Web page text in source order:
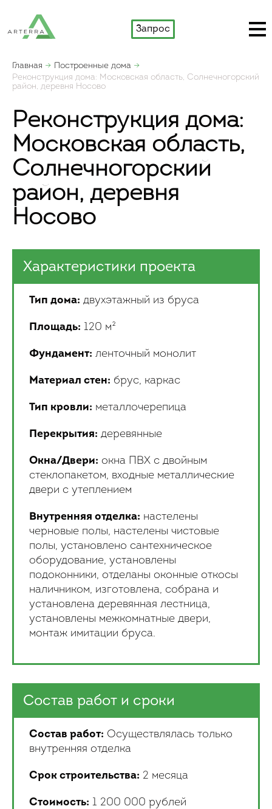
Запрос
Главная
Построенные дома
Реконструкция дома: Московская область, Солнечногорский
район, деревня Носово
Реконструкция дома:
Московская область,
Солнечногорский
район, деревня
Носово
Характеристики проекта
Тип дома: двухэтажный из бруса
Площадь: 120 м²
Фундамент: ленточный монолит
Материал стен: брус, каркас
Тип кровли: металлочерепица
Перекрытия: деревянные
Окна/Двери: окна ПВХ с двойным
стеклопакетом, входные металлические
двери с утеплением
Внутренняя отделка: настелены
черновые полы, настелены чистовые
полы, установлено сантехническое
оборудование, установлены
подоконники, отделаны оконные откосы
наличником, изготовлена, собрана и
установлена деревянная лестница,
установлены межкомнатные двери,
монтаж имитации бруса.
Состав работ и сроки
Состав работ: Осуществлялась только
внутренняя отделка
Срок строительства: 2 месяца
Стоимость: 1 200 000 рублей